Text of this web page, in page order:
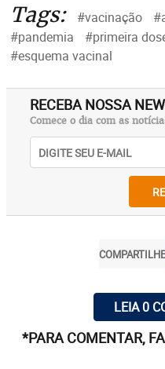
Tags: #vacinação
#pandemia
#primeira
#esquema vacinal
RECEBA NOSSA
Comece o dia com as
COMPARTILHE
LEIA 0
*PARA COMENTAR,